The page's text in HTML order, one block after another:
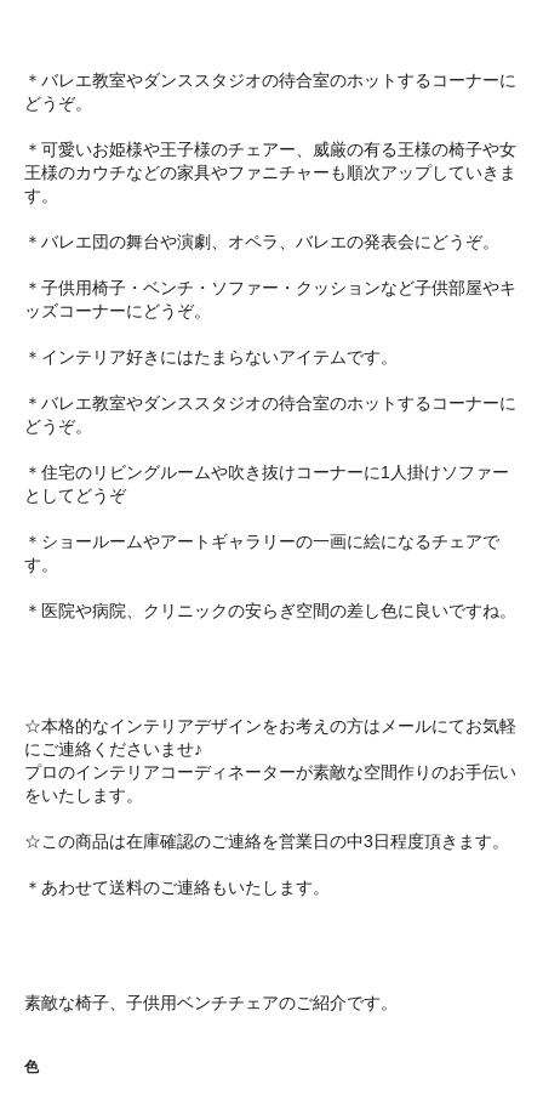
＊バレエ教室やダンススタジオの待合室のホットするコーナーに
どうぞ。
＊可愛いお姫様や王子様のチェアー、威厳の有る王様の椅子や女
王様のカウチなどの家具やファニチャーも順次アップしていきま
す。
＊バレエ団の舞台や演劇、オペラ、バレエの発表会にどうぞ。
＊子供用椅子・ベンチ・ソファー・クッションなど子供部屋やキ
ッズコーナーにどうぞ。
＊インテリア好きにはたまらないアイテムです。
＊バレエ教室やダンススタジオの待合室のホットするコーナーに
どうぞ。
＊住宅のリビングルームや吹き抜けコーナーに1人掛けソファー
としてどうぞ
＊ショールームやアートギャラリーの一画に絵になるチェアで
す。
＊医院や病院、クリニックの安らぎ空間の差し色に良いですね。
☆本格的なインテリアデザインをお考えの方はメールにてお気軽
にご連絡くださいませ♪
プロのインテリアコーディネーターが素敵な空間作りのお手伝い
をいたします。
☆この商品は在庫確認のご連絡を営業日の中3日程度頂きます。
＊あわせて送料のご連絡もいたします。
素敵な椅子、子供用ベンチチェアのご紹介です。
色